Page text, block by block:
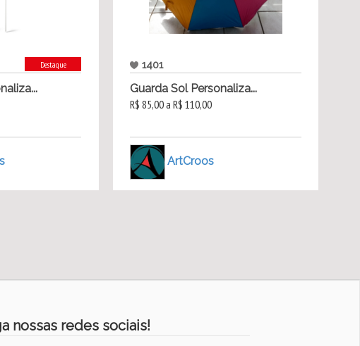
Destaque 1401
Guarda Sol Personaliza...
R$ 85,00 a R$ 110,00
ArtCroos
nossas redes sociais!